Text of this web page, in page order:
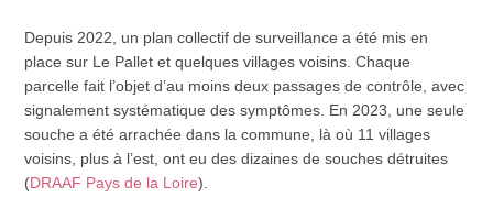
Depuis 2022, un plan collectif de surveillance a été mis en
place sur Le Pallet et quelques villages voisins. Chaque
parcelle fait l’objet d’au moins deux passages de contrôle, avec
signalement systématique des symptômes. En 2023, une seule
souche a été arrachée dans la commune, là où 11 villages
voisins, plus à l’est, ont eu des dizaines de souches détruites
(DRAAF Pays de la Loire).